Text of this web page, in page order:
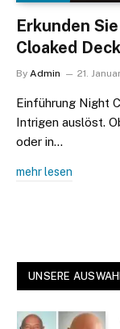
Erkunden
Cloaked Deck
By Admin 21.
Einführung Night
Intrigen auslöst.
oder in…
mehr lesen
UNSERE